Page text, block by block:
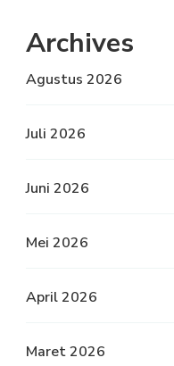
Archives
Agustus 2026
Juli 2026
Juni 2026
Mei 2026
April 2026
Maret 2026